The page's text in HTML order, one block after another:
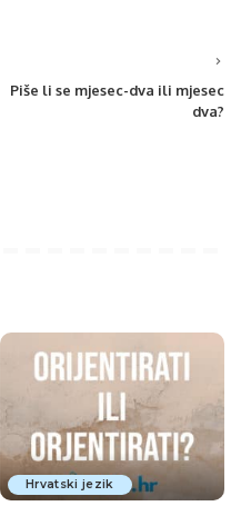
Piše li se mjesec-dva ili mjesec
dva?
Hrvatski jezik